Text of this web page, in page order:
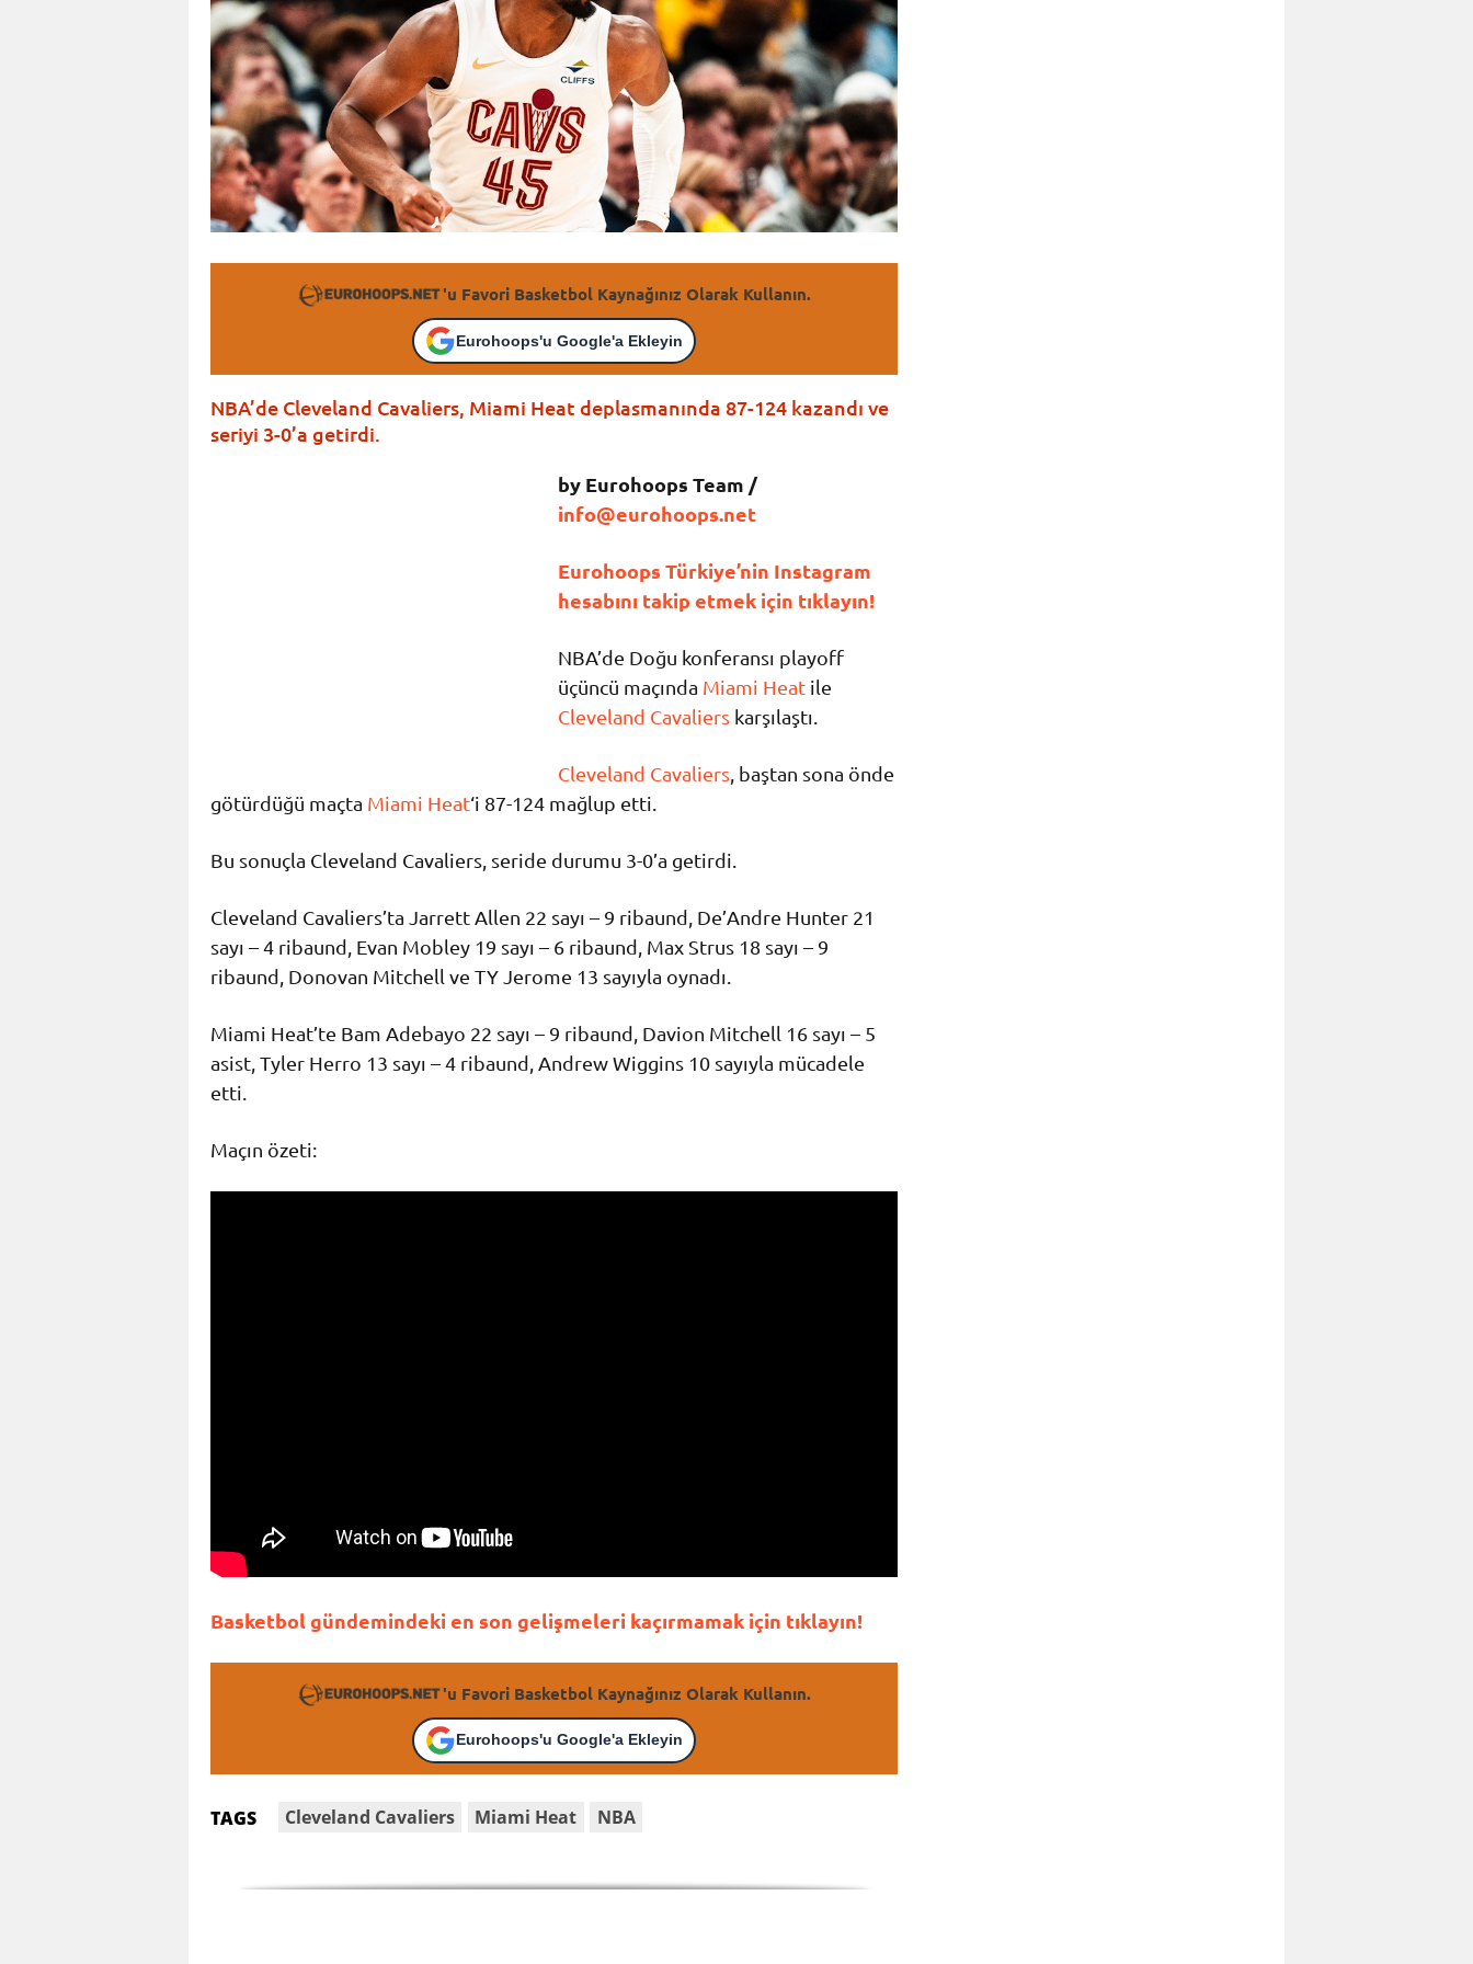
'u Favori Basketbol Kaynağınız Olarak Kullanın.
Eurohoops'u Google'a Ekleyin
NBA’de Cleveland Cavaliers, Miami Heat deplasmanında 87-124 kazandı ve
seriyi 3-0’a getirdi.
by Eurohoops Team /
info@eurohoops.net
Eurohoops Türkiye’nin Instagram
hesabını takip etmek için tıklayın!
NBA’de Doğu konferansı playoff
üçüncü maçında Miami Heatile
Cleveland Cavalierskarşılaştı.
Cleveland Cavaliers, baştan sona önde
götürdüğü maçta Miami Heat‘i 87-124 mağlup etti.
Bu sonuçla Cleveland Cavaliers, seride durumu 3-0’a getirdi.
Cleveland Cavaliers’ta Jarrett Allen 22 sayı – 9 ribaund, De’Andre Hunter 21
sayı – 4 ribaund, Evan Mobley 19 sayı – 6 ribaund, Max Strus 18 sayı – 9
ribaund, Donovan Mitchell ve TY Jerome 13 sayıyla oynadı.
Miami Heat’te Bam Adebayo 22 sayı – 9 ribaund, Davion Mitchell 16 sayı – 5
asist, Tyler Herro 13 sayı – 4 ribaund, Andrew Wiggins 10 sayıyla mücadele
etti.
Maçın özeti:
Basketbol gündemindeki en son gelişmeleri kaçırmamak için tıklayın!
'u Favori Basketbol Kaynağınız Olarak Kullanın.
Eurohoops'u Google'a Ekleyin
TAGS Cleveland Cavaliers Miami Heat NBA